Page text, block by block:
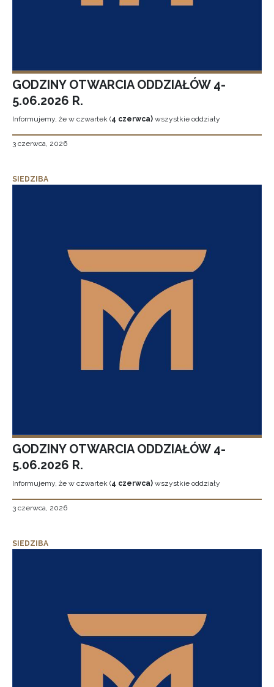
GODZINY OTWARCIA ODDZIAŁÓW 4-
5.06.2026 R.
Informujemy, że w czwartek (4 czerwca) wszystkie oddziały
3 czerwca, 2026
SIEDZIBA
GODZINY OTWARCIA ODDZIAŁÓW 4-
5.06.2026 R.
Informujemy, że w czwartek (4 czerwca) wszystkie oddziały
3 czerwca, 2026
SIEDZIBA